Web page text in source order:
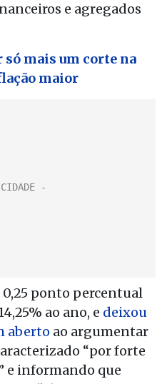
e agregados
só mais um corte na
maior
0,25 ponto percentual
ao ano, e deixou
aberto ao argumentar
“por forte
e informando que